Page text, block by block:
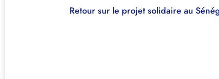
Retour sur le projet solidaire au